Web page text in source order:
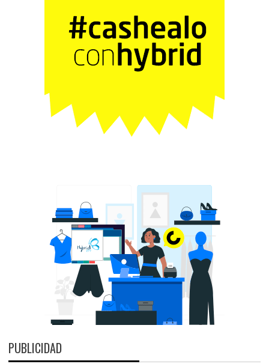
PUBLICIDAD